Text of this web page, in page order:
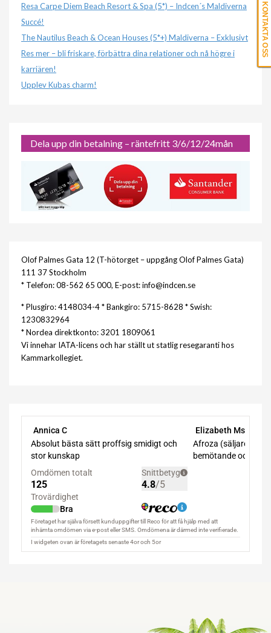
Resa Carpe Diem Beach Resort & Spa (5*) – Indcen´s Maldiverna
Succé!
The Nautilus Beach & Ocean Houses (5*+) Maldiverna – Exklusivt
Res mer – bli friskare, förbättra dina relationer och nå högre i
karriären!
Upplev Kubas charm!
Dela upp din betalning – räntefritt 3/6/12/24mån
Olof Palmes Gata 12 (T-hötorget – uppgång Olof Palmes Gata)
111 37 Stockholm
* Telefon: 08-562 65 000, E-post: info@indcen.se
* Plusgiro: 4148034-4 * Bankgiro: 5715-8628 * Swish:
1230832964
* Nordea direktkonto: 3201 1809061
Vi innehar IATA-licens och har ställt ut statlig resegaranti hos
Kammarkollegiet.
KONTAKTA OSS